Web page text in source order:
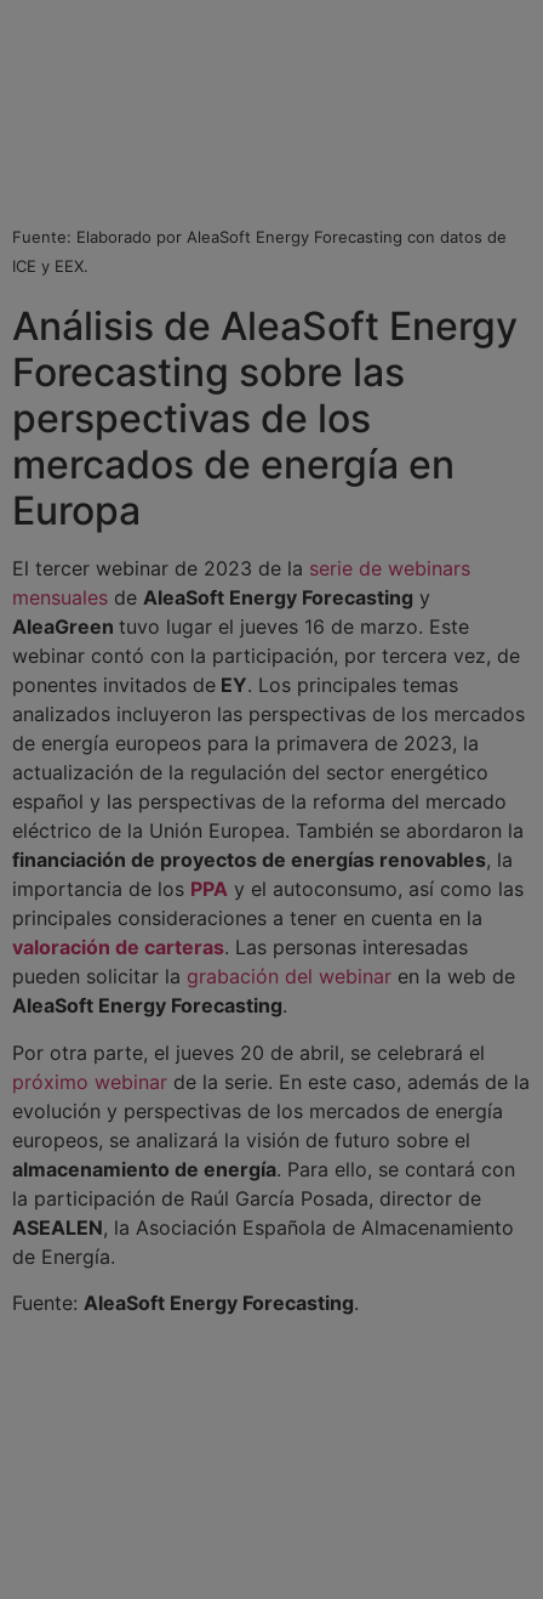
Fuente: Elaborado por AleaSoft Energy Forecasting con datos de
ICE y EEX.
Análisis de AleaSoft Energy
Forecasting sobre las
perspectivas de los
mercados de energía en
Europa
El tercer webinar de 2023 de la serie de webinars
mensuales de AleaSoft Energy Forecasting y
AleaGreen tuvo lugar el jueves 16 de marzo. Este
webinar contó con la participación, por tercera vez, de
ponentes invitados de EY. Los principales temas
analizados incluyeron las perspectivas de los mercados
de energía europeos para la primavera de 2023, la
actualización de la regulación del sector energético
español y las perspectivas de la reforma del mercado
eléctrico de la Unión Europea. También se abordaron la
financiación de proyectos de energías renovables, la
importancia de los PPA y el autoconsumo, así como las
principales consideraciones a tener en cuenta en la
valoración de carteras. Las personas interesadas
pueden solicitar la grabación del webinar en la web de
AleaSoft Energy Forecasting.
Por otra parte, el jueves 20 de abril, se celebrará el
próximo webinar de la serie. En este caso, además de la
evolución y perspectivas de los mercados de energía
europeos, se analizará la visión de futuro sobre el
almacenamiento de energía. Para ello, se contará con
la participación de Raúl García Posada, director de
ASEALEN, la Asociación Española de Almacenamiento
de Energía.
Fuente: AleaSoft Energy Forecasting.